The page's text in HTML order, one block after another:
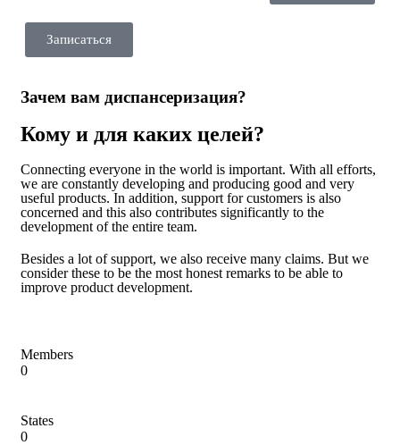
Записаться
Зачем вам диспансеризация?
Кому и для каких целей?
Connecting everyone in the world is important. With all efforts,
we are constantly developing and producing good and very
useful products. In addition, support for customers is also
concerned and this also contributes significantly to the
development of the entire team.
Besides a lot of support, we also receive many claims. But we
consider these to be the most honest remarks to be able to
improve product development.
Members
0
States
0